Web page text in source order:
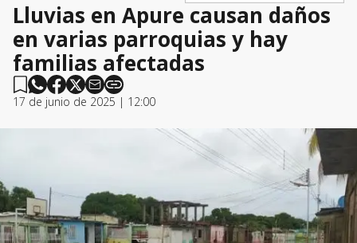
Lluvias en Apure causan daños
en varias parroquias y hay
familias afectadas
17 de junio de 2025 | 12:00